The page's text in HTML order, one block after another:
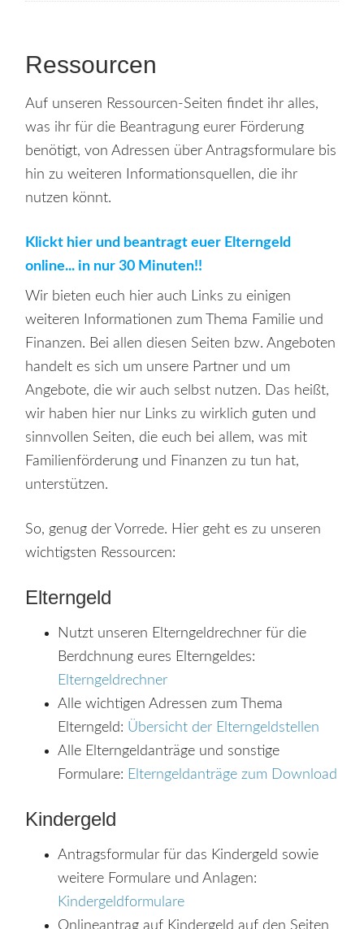
Ressourcen
Auf unseren Ressourcen-Seiten findet ihr alles,
was ihr für die Beantragung eurer Förderung
benötigt, von Adressen über Antragsformulare bis
hin zu weiteren Informationsquellen, die ihr
nutzen könnt.
Klickt hier und beantragt euer Elterngeld
online... in nur 30 Minuten!!
Wir bieten euch hier auch Links zu einigen
weiteren Informationen zum Thema Familie und
Finanzen. Bei allen diesen Seiten bzw. Angeboten
handelt es sich um unsere Partner und um
Angebote, die wir auch selbst nutzen. Das heißt,
wir haben hier nur Links zu wirklich guten und
sinnvollen Seiten, die euch bei allem, was mit
Familienförderung und Finanzen zu tun hat,
unterstützen.
So, genug der Vorrede. Hier geht es zu unseren
wichtigsten Ressourcen:
Elterngeld
Nutzt unseren Elterngeldrechner für die
Berdchnung eures Elterngeldes:
Elterngeldrechner
Alle wichtigen Adressen zum Thema
Elterngeld: Übersicht der Elterngeldstellen
Alle Elterngeldanträge und sonstige
Formulare: Elterngeldanträge zum Download
Kindergeld
Antragsformular für das Kindergeld sowie
weitere Formulare und Anlagen:
Kindergeldformulare
Onlineantrag auf Kindergeld auf den Seiten